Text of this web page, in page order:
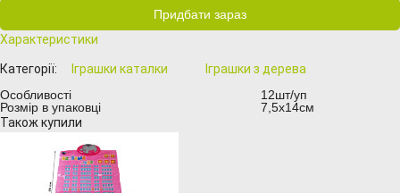
Характеристики
Категорії: Іграшки каталки
Іграшки з дерева
Особливості
12шт/уп
Розмір в упаковці
7,5х14см
Також купили